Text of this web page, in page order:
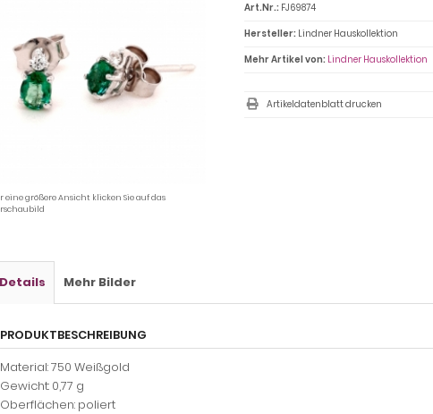
eine größere Ansicht klicken Sie auf das
Art.Nr.: FJ69874
Hersteller: Lindner Hauskollektion
Mehr Artikel von: Lindner Hauskollektion
Artikeldatenblatt drucken
Details Mehr Bilder
PRODUKTBESCHREIBUNG
Material: 750 Weißgold
Gewicht: 0,77 g
Oberflächen: poliert